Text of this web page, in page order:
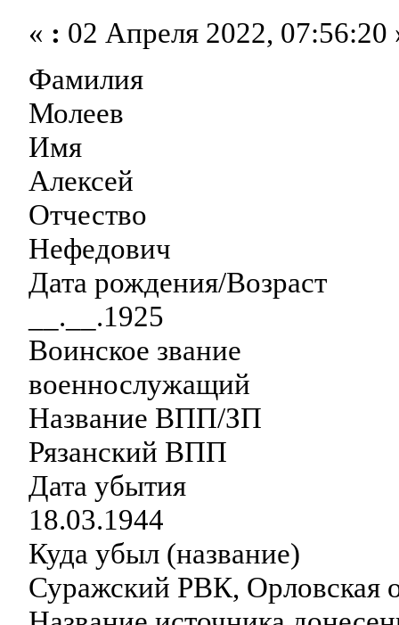
« : 02 Апреля 2022, 07:56:20
Фамилия
Молеев
Имя
Алексей
Отчество
Нефедович
Дата рождения/Возраст
__.__.1925
Воинское звание
военнослужащий
Название ВПП/ЗП
Рязанский ВПП
Дата убытия
18.03.1944
Куда убыл (название)
Суражский РВК, Орловская